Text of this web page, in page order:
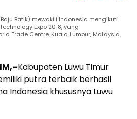
Batik) mewakili Indonesia mengikuti
Expo 2018, yang
Trade Centre, Kuala Lumpur, Malaysia,
Kabupaten Luwu Timur
putra terbaik berhasil
Indonesia khususnya Luwu